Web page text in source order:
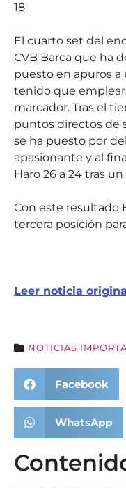
18
El cuarto set del
CVB Barca que ha
puesto en apuros a
tenido que
marcador. Tras el
puntos directos de
se ha puesto por
apasionante y al
Haro 26 a 24 tras
Con este resultado
tercera posición
Leer noticia
NOTICIAS
Facebook
WhatsApp